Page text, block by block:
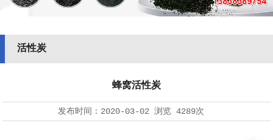
活性炭
蜂窝活性炭
发布时间： 2020-03-02浏览 4289次